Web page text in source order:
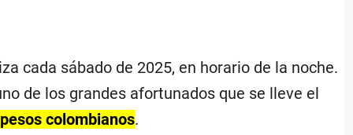
cada sábado de 2025, en horario de la noche.
de los grandes afortunados que se lleve el
colombianos.